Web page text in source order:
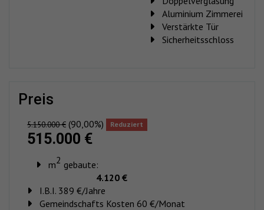
Aluminium Zimmerei
Verstärkte Tür
Sicherheitsschloss
preis
5.150.000 € (90,00%) Reduziert
515.000 €
m2 gebaute:
4.120 €
I.B.I. 389 €/Jahre
Gemeindschafts Kosten 60 €/Monat